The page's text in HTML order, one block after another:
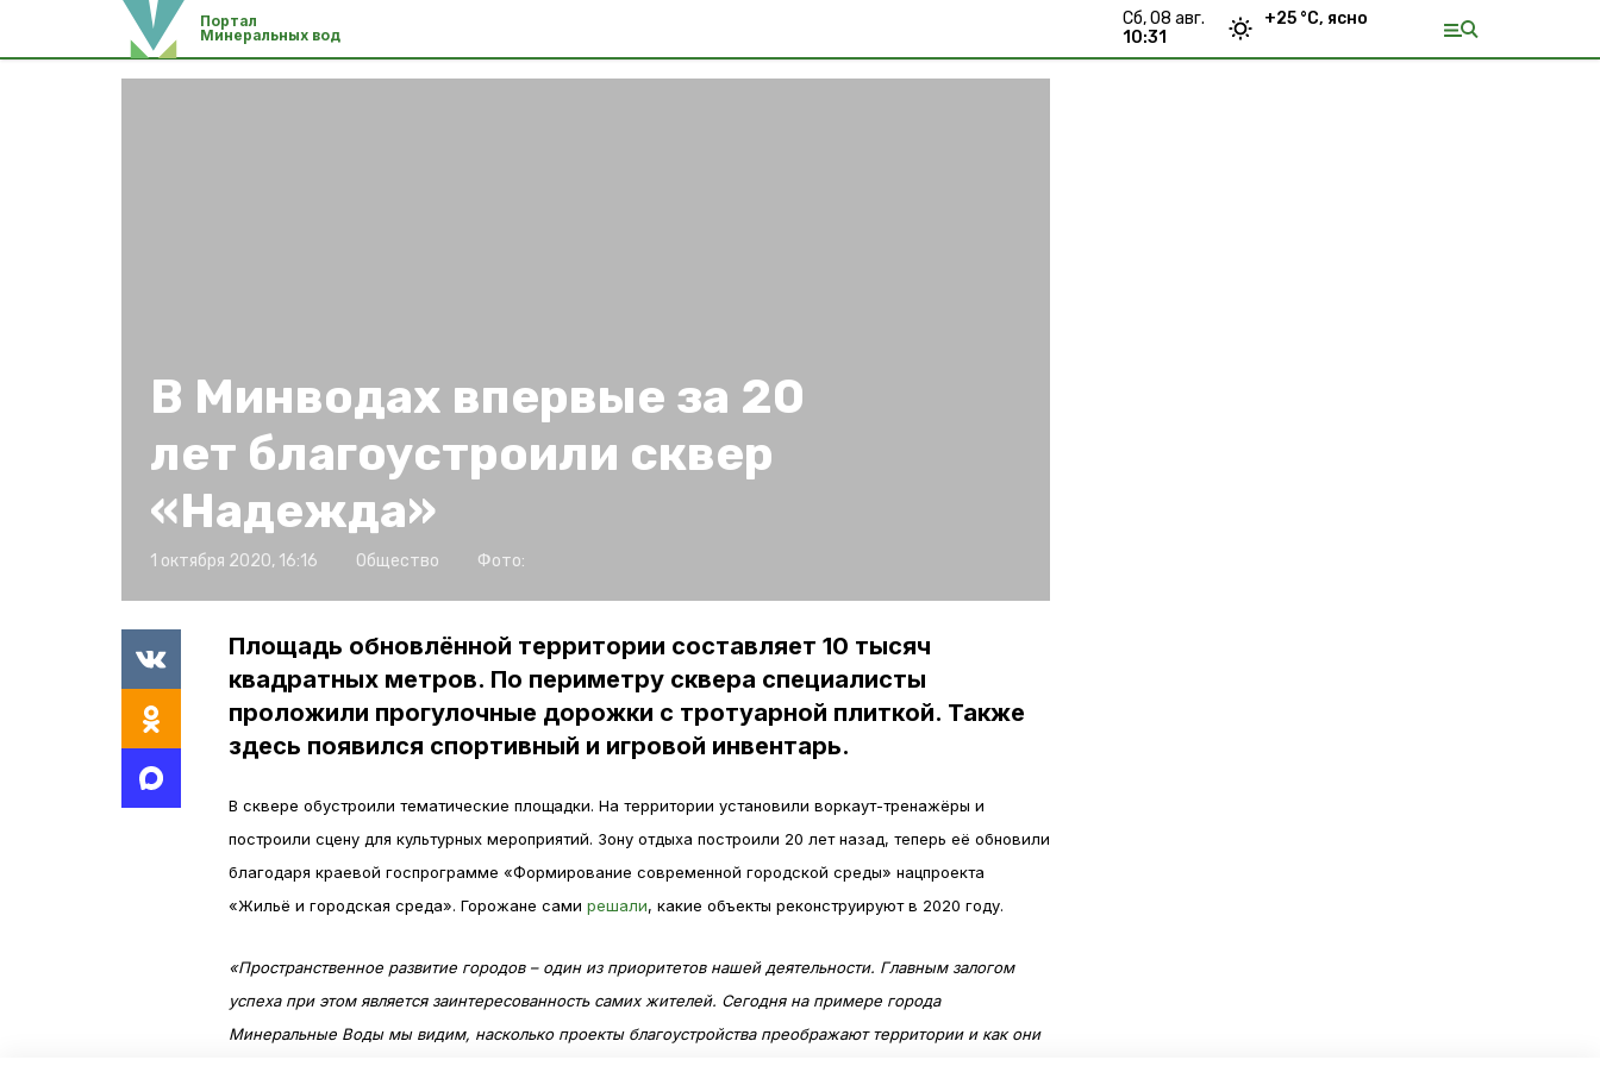
Портал
Минеральных вод
сб, 08 авг.
10:31
+25 °С, ясно
В Минводах впервые за 20
лет благоустроили сквер
«Надежда»
1 октября 2020, 16:16 Общество Фото:
Площадь обновлённой территории составляет 10 тысяч
квадратных метров. По периметру сквера специалисты
проложили прогулочные дорожки с тротуарной плиткой. Также
здесь появился спортивный и игровой инвентарь.
В сквере обустроили тематические площадки. На территории установили воркаут-тренажёры и
построили сцену для культурных мероприятий. Зону отдыха построили 20 лет назад, теперь её обновили
благодаря краевой госпрограмме «Формирование современной городской среды» нацпроекта
«Жильё и городская среда». Горожане сами решали, какие объекты реконструируют в 2020 году.
«Пространственное развитие городов – один из приоритетов нашей деятельности. Главным залогом
успеха при этом является заинтересованность самих жителей. Сегодня на примере города
Минеральные Воды мы видим, насколько проекты благоустройства преображают территории и как они